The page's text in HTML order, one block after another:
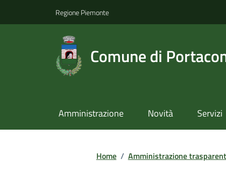
Regione Piemonte
Comune di
Amministrazione Novità Servizi
Home / Amministrazione